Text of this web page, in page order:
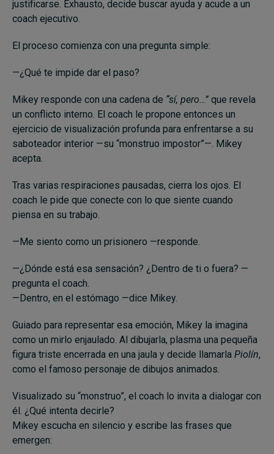
justificarse. Exhausto, decide buscar ayuda y acude a un
coach ejecutivo.
El proceso comienza con una pregunta simple:
—¿Qué te impide dar el paso?
Mikey responde con una cadena de “sí, pero…” que revela
un conflicto interno. El coach le propone entonces un
ejercicio de visualización profunda para enfrentarse a su
saboteador interior —su “monstruo impostor”—. Mikey
acepta.
Tras varias respiraciones pausadas, cierra los ojos. El
coach le pide que conecte con lo que siente cuando
piensa en su trabajo.
—Me siento como un prisionero —responde.
—¿Dónde está esa sensación? ¿Dentro de ti o fuera? —
pregunta el coach.
—Dentro, en el estómago —dice Mikey.
Guiado para representar esa emoción, Mikey la imagina
como un mirlo enjaulado. Al dibujarla, plasma una pequeña
figura triste encerrada en una jaula y decide llamarla Piolín,
como el famoso personaje de dibujos animados.
Visualizado su “monstruo”, el coach lo invita a dialogar con
él. ¿Qué intenta decirle?
Mikey escucha en silencio y escribe las frases que
emergen: